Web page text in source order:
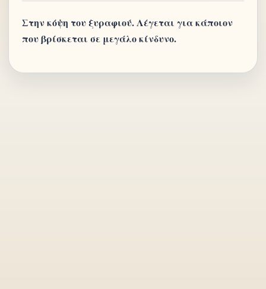
Στην κόψη του ξυραφιού. Λέγεται για κάποιον
που βρίσκεται σε μεγάλο κίνδυνο.